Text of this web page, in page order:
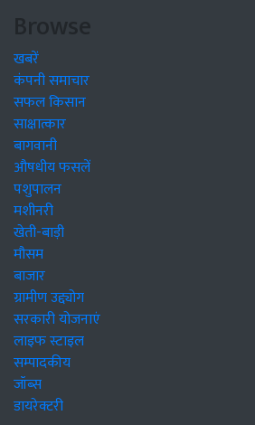
Browse
खबरें
कंपनी समाचार
सफल किसान
साक्षात्कार
बागवानी
औषधीय फसलें
पशुपालन
मशीनरी
खेती-बाड़ी
मौसम
बाजार
ग्रामीण उद्द्योग
सरकारी योजनाएं
लाइफ स्टाइल
सम्पादकीय
जॉब्स
डायरेक्टरी